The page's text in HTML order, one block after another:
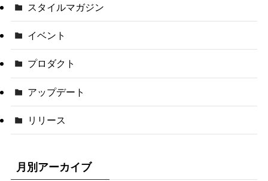
スタイルマガジン
イベント
プロダクト
アップデート
リリース
月別アーカイブ